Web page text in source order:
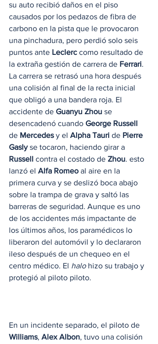
su auto recibió daños en el piso
causados ​​por los pedazos de fibra de
carbono en la pista que le provocaron
una pinchadura, pero perdió solo seis
puntos ante Leclerc como resultado de
la extraña gestión de carrera de Ferrari.
La carrera se retrasó una hora después
una colisión al final de la recta inicial
que obligó a una bandera roja. El
accidente de Guanyu Zhou se
desencadenó cuando George Russell
de Mercedes y el Alpha Tauri de Pierre
Gasly se tocaron, haciendo girar a
Russell contra el costado de Zhou. esto
lanzó el Alfa Romeo al aire en la
primera curva y se deslizó boca abajo
sobre la trampa de grava y saltó las
barreras de seguridad. Aunque es uno
de los accidentes más impactante de
los últimos años, los paramédicos lo
liberaron del automóvil y lo declararon
ileso después de un chequeo en el
centro médico. El halo hizo su trabajo y
protegió al piloto piloto.
En un incidente separado, el piloto de
Williams, Alex Albon, tuvo una colisión